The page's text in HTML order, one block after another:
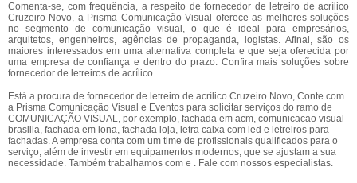
Comenta-se, com frequência, a respeito de fornecedor de letreiro de acrílico
Cruzeiro Novo, a Prisma Comunicação Visual oferece as melhores soluções
no segmento de comunicação visual, o que é ideal para empresários,
arquitetos, engenheiros, agências de propaganda, logistas. Afinal, são os
maiores interessados em uma alternativa completa e que seja oferecida por
uma empresa de confiança e dentro do prazo. Confira mais soluções sobre
fornecedor de letreiros de acrílico.
Está a procura de fornecedor de letreiro de acrílico Cruzeiro Novo, Conte com
a Prisma Comunicação Visual e Eventos para solicitar serviços do ramo de
COMUNICAÇÃO VISUAL, por exemplo, fachada em acm, comunicacao visual
brasilia, fachada em lona, fachada loja, letra caixa com led e letreiros para
fachadas. A empresa conta com um time de profissionais qualificados para o
serviço, além de investir em equipamentos modernos, que se ajustam a sua
necessidade. Também trabalhamos com e . Fale com nossos especialistas.